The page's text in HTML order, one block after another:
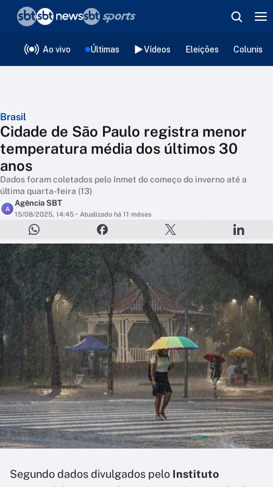
Ao vivo Últimas Vídeos Eleições
Brasil
Cidade de São Paulo registra menor
temperatura média dos últimos 30
anos
Dados foram coletados pelo Inmet do começo do inverno até a
última quarta-feira (13)
A
Agência SBT
15/08/2025, 14:45 • Atualizado há 11 mêses
Segundo dados divulgados pelo Instituto
❮voltar
Editorias